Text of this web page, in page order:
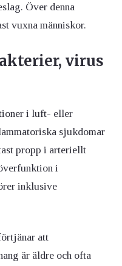
Över denna
vuxna människor.
virus
i luft- eller
sjukdomar
propp i arteriellt
i
inklusive
att
är äldre och ofta